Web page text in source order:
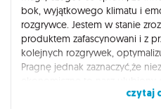
bok, wyjątkowego klimatu i
rozgrywce. Jestem w stanie
produktem zafascynowani i z
kolejnych rozgrywek,
Pragnę jednak zaznaczyć,że
nie koniecznie trafi w nasze
czytaj